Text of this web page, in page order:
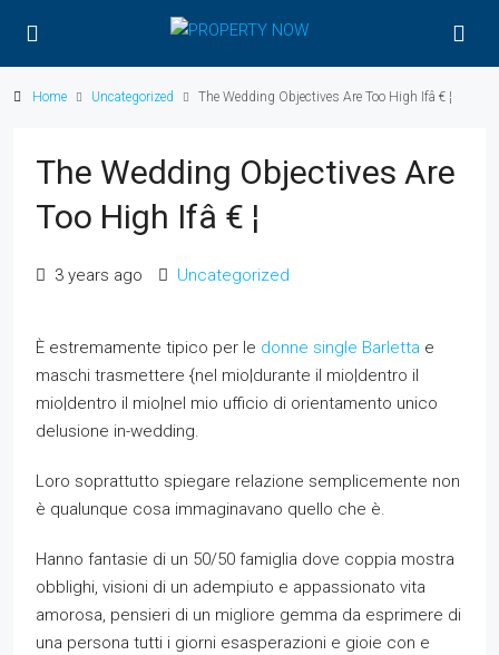
Home Uncategorized The Wedding Objectives Are Too High Ifâ € ¦
The Wedding Objectives Are
Too High Ifâ € ¦
3 years ago Uncategorized
È estremamente tipico per le donne single Barletta e
maschi trasmettere {nel mio|durante il mio|dentro il
mio|dentro il mio|nel mio ufficio di orientamento unico
delusione in-wedding.
Loro soprattutto spiegare relazione semplicemente non
è qualunque cosa immaginavano quello che è.
Hanno fantasie di un 50/50 famiglia dove coppia mostra
obblighi, visioni di un adempiuto e appassionato vita
amorosa, pensieri di un migliore gemma da esprimere di
una persona tutti i giorni esasperazioni e gioie con e